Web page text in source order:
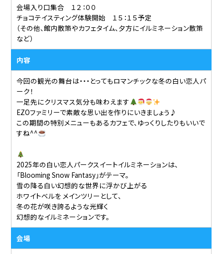
会場入り口集合 １２：００
チョコテイスティング体験開始 １５：１５予定
（その他、館内散策やカフェタイム、夕方にイルミネーション散策
など）
内容
今回の観光の舞台は・・・とってもロマンチックな冬の白い恋人パ
ーク！
一足先にクリスマス気分も味わえます
EZOファミリーで素敵な思い出を作りにいきましょう♪
この期間の特別メニューもあるカフェで、ゆっくりしたりもいいで
すね^^
2025年の白い恋人パークスイートイルミネーションは、
「Blooming Snow Fantasy」がテーマ。
雪の降る白い幻想的な世界に浮かび上がる
ホワイトベルを メインツリーとして、
冬の花が咲き誇るような光輝く
幻想的なイルミネーションです。
会場